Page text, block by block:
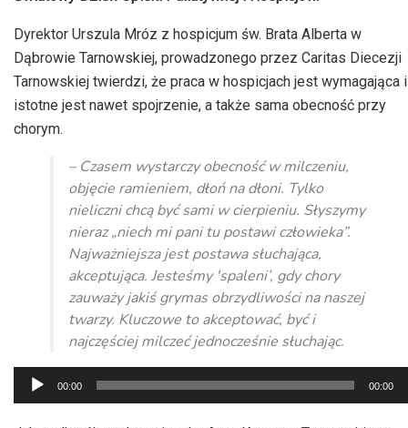
Dyrektor Urszula Mróz z hospicjum św. Brata Alberta w
Dąbrowie Tarnowskiej, prowadzonego przez Caritas Diecezji
Tarnowskiej twierdzi, że praca w hospicjach jest wymagająca i
istotne jest nawet spojrzenie, a także sama obecność przy
chorym.
– Czasem wystarczy obecność w milczeniu,
objęcie ramieniem, dłoń na dłoni. Tylko
nieliczni chcą być sami w cierpieniu. Słyszymy
nieraz „niech mi pani tu postawi człowieka”.
Najważniejsza jest postawa słuchająca,
akceptująca. Jesteśmy 'spaleni’, gdy chory
zauważy jakiś grymas obrzydliwości na naszej
twarzy. Kluczowe to akceptować, być i
najczęściej milczeć jednocześnie słuchając.
Odtwarzacz
plików
00:00 00:00